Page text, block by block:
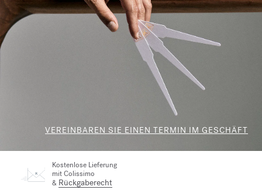
VEREINBAREN SIE EINEN TERMIN IM GESCHÄFT
Kostenlose Lieferung
mit Colissimo
& Rückgaberecht